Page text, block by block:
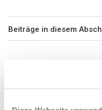
Beiträge in diesem
Wie fülle ich meinen
Wie hoch
freiheit+?